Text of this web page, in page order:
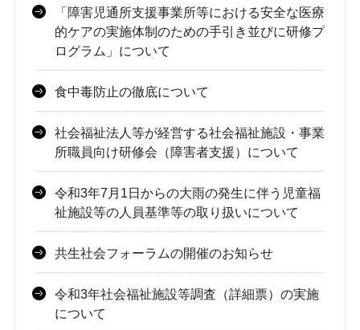
「障害児通所支援事業所等における安全な医療
的ケアの実施体制のための手引き並びに研修プ
ログラム」について
食中毒防止の徹底について
社会福祉法人等が経営する社会福祉施設・事業
所職員向け研修会（障害者支援）について
令和3年7月1日からの大雨の発生に伴う児童福
祉施設等の人員基準等の取り扱いについて
共生社会フォーラムの開催のお知らせ
令和3年社会福祉施設等調査（詳細票）の実施
について